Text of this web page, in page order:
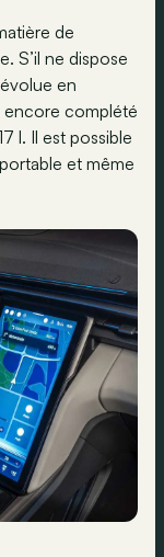
de
S’il ne dispose
en
encore complété
l. Il est possible
et même